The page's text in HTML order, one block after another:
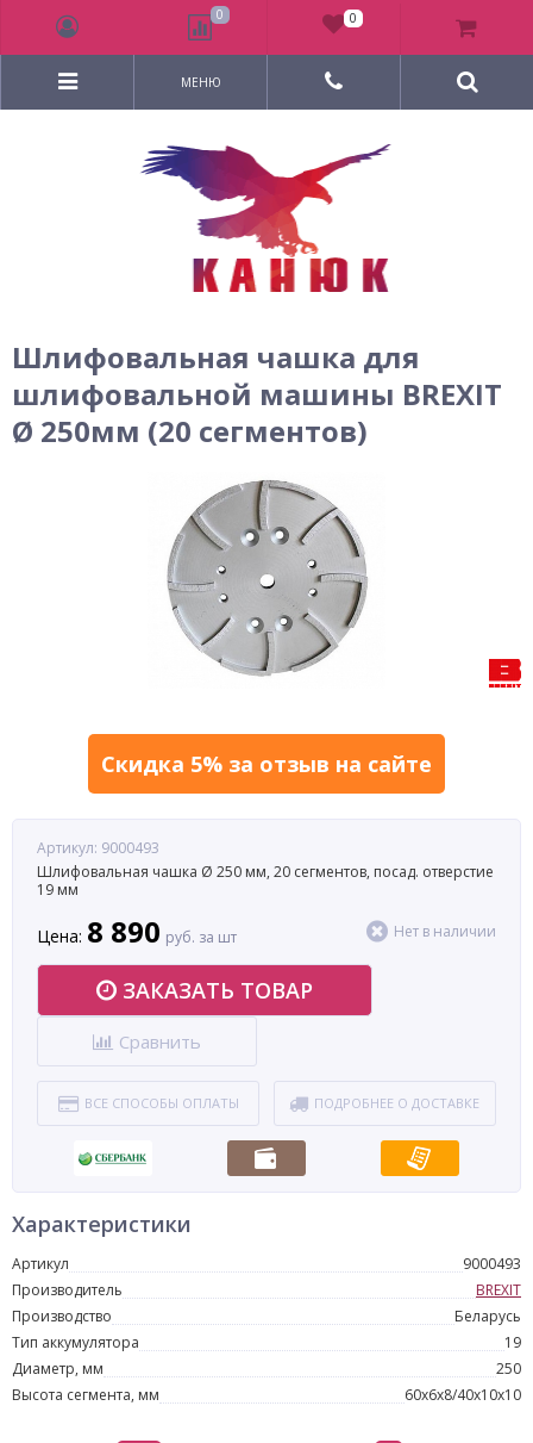
МЕНЮ
Шлифовальная чашка для
шлифовальной машины BREXIT
Ø 250мм (20 сегментов)
Скидка 5% за отзыв на сайте
Артикул: 9000493
Шлифовальная чашка Ø 250 мм, 20 сегментов, посад. отверстие
19 мм
Цена: 8 890 руб. за шт Нет в наличии
ЗАКАЗАТЬ ТОВАР
Сравнить
ВСЕ СПОСОБЫ ОПЛАТЫ ПОДРОБНЕЕ О ДОСТАВКЕ
Характеристики
Артикул
9000493
Производитель
BREXIT
Производство
Беларусь
Тип аккумулятора
19
Диаметр, мм
250
Высота сегмента, мм
60x6x8/40x10x10
0 0